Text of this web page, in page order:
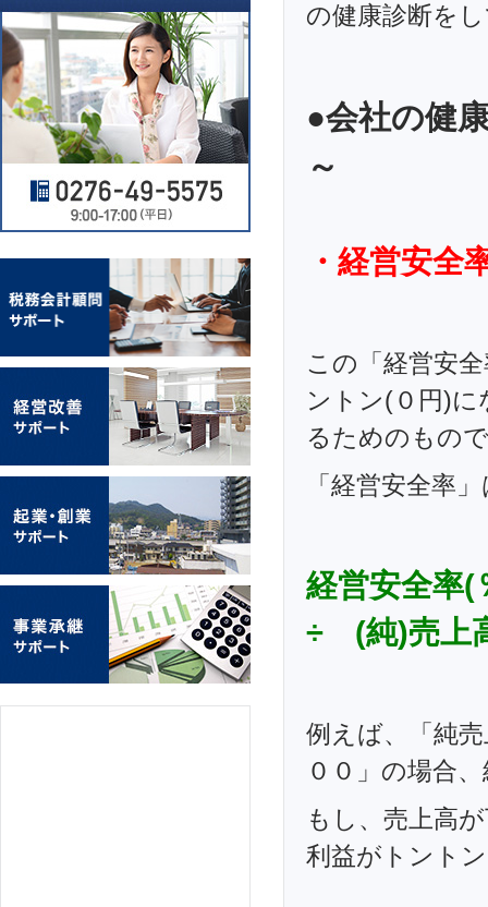
の健康診断を
●会社の健
～
・経営安全
この「経営安
ントン(０円)
るためのもの
「経営安全率
経営安全
÷ (純)売
例えば、「純
００」の場合
もし、売上高
利益がトント